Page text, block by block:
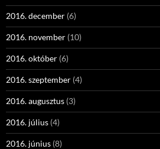
2016. december (6)
2016. november (10)
2016. október (6)
2016. szeptember (4)
2016. augusztus (3)
2016. július (4)
2016. június (8)